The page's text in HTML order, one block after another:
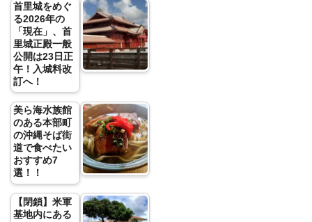
首里城をめぐ
る2026年の
「現在」、首
里城正殿一般
公開は23日正
午！入城料改
訂へ！
美ら海水族館
のある本部町
の沖縄そば街
道で食べたい
おすすめ7
選！！
【閉鎖】米軍
基地内にある